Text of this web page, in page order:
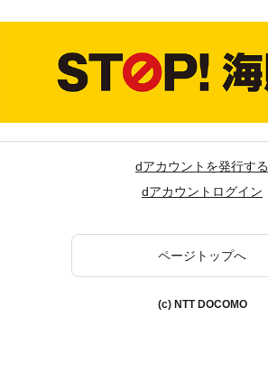
dアカウントを発行する
dアカウントログイン
ページトップへ
(c) NTT DOCOMO